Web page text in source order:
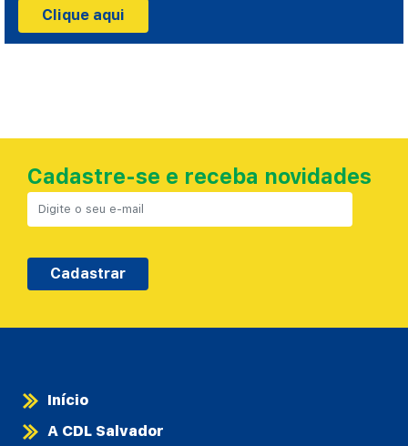
Clique aqui
Cadastre-se e receba novidades
Cadastrar
Início
A CDL Salvador